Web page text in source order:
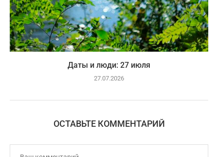
Даты и люди: 27 июля
27.07.2026
ОСТАВЬТЕ КОММЕНТАРИЙ